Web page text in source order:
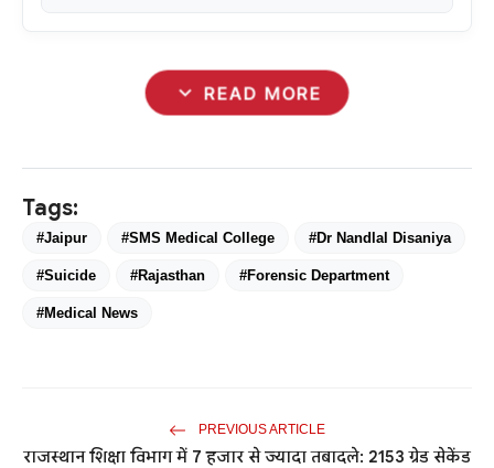
expand_more READ MORE
Tags:
#Jaipur #SMS Medical College #Dr Nandlal Disaniya
#Suicide #Rajasthan #Forensic Department
#Medical News
PREVIOUS ARTICLE
राजस्थान शिक्षा विभाग में 7 हजार से ज्यादा तबादले: 2153 ग्रेड सेकेंड